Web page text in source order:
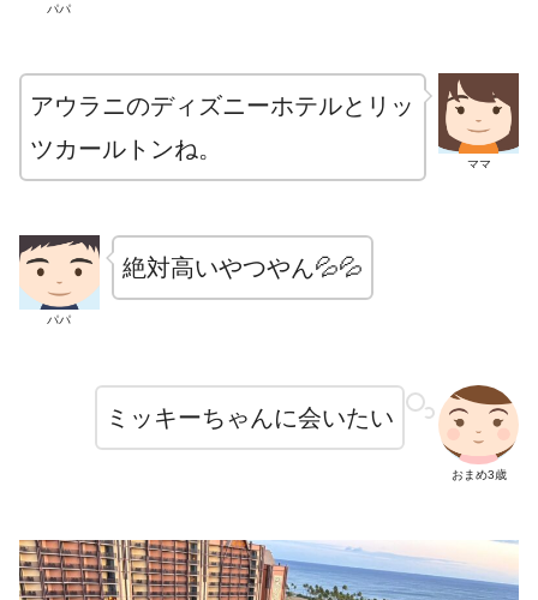
パパ
ママ
アウラニのディズニーホテルとリッ
ツカールトンね。
パパ
絶対高いやつやん💦💦
おまめ3歳
ミッキーちゃんに会いたい